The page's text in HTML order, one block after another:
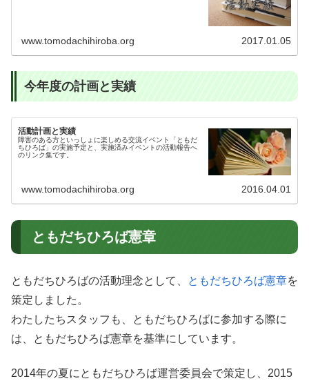
www.tomodachihiroba.org 2017.01.05
今年度の計画と実績
活動計画と実績
障害のある方といっしょに楽しめる交流イベント「ともだ
ちひろば」の実施予定と、実施済みイベントの活動報告へ
のリンク集です。
www.tomodachihiroba.org 2016.04.01
ともだちひろば憲章
ともだちひろばの活動理念として、 ともだちひろば憲章を
策定しました。
わたしたちスタッフも、ともだちひろばに参加する際に
は、ともだちひろば憲章を基準にしています。
2014年の夏にともだちひろば運営委員会で策定し、2015